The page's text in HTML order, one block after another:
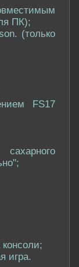
ПК);
(только
FS17
игра.